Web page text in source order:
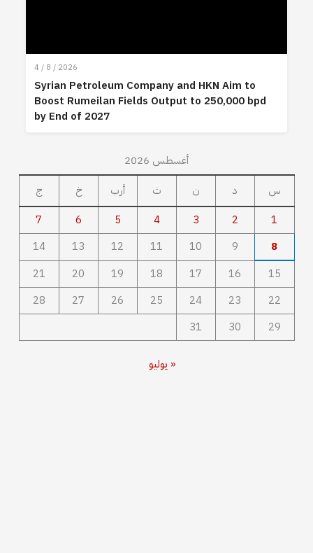
4 / 8 / 2026
Syrian Petroleum Company and HKN Aim to
Boost Rumeilan Fields Output to 250,000 bpd
by End of 2027
أغسطس 2026
س
د ن ث أرب خ
ج
1
2
3
4
5
6
7
8
9
10
11
12
13
14
15
16
17
18
19
20
21
22
23
24
25
26
27
28
29
30
31
« يوليو